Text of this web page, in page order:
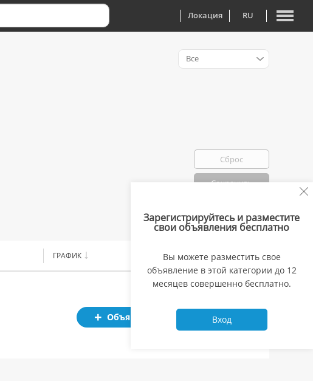
Локация RU
Сброс
Сохранить
Все
Избранно: 0
ГРАФИК ЗАРПЛАТА
Объявление
Зарегистрируйтесь и разместите
свои объявления бесплатно
Вы можете разместить свое
объявление в этой категории до 12
месяцев совершенно бесплатно.
Вход